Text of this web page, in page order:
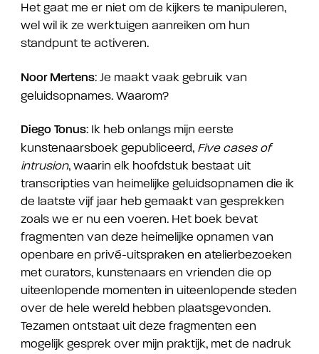
Het gaat me er niet om de kijkers te manipuleren,
wel wil ik ze werktuigen aanreiken om hun
standpunt te activeren.
Noor Mertens: Je maakt vaak gebruik van
geluidsopnames. Waarom?
Diego Tonus: Ik heb onlangs mijn eerste
kunstenaarsboek gepubliceerd, Five cases of
intrusion, waarin elk hoofdstuk bestaat uit
transcripties van heimelijke geluidsopnamen die ik
de laatste vijf jaar heb gemaakt van gesprekken
zoals we er nu een voeren. Het boek bevat
fragmenten van deze heimelijke opnamen van
openbare en privé-uitspraken en atelierbezoeken
met curators, kunstenaars en vrienden die op
uiteenlopende momenten in uiteenlopende steden
over de hele wereld hebben plaatsgevonden.
Tezamen ontstaat uit deze fragmenten een
mogelijk gesprek over mijn praktijk, met de nadruk